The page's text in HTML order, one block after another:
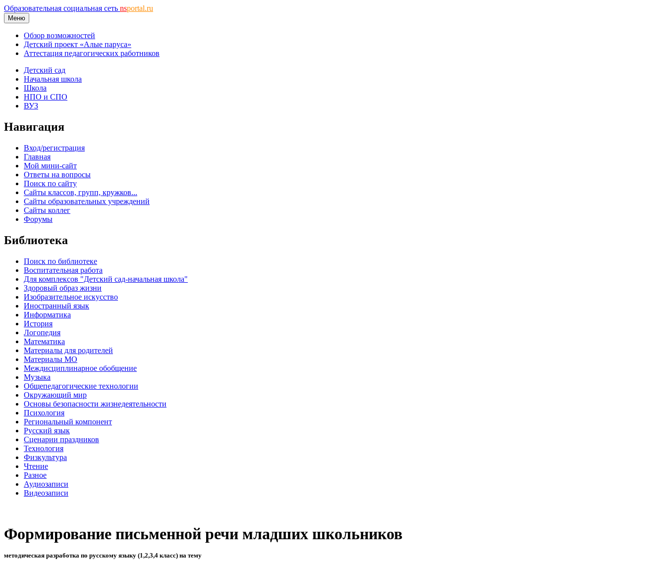
Образовательная социальная сеть nsportal.ru
Меню
Обзор возможностей
Детский проект «Алые паруса»
Аттестация педагогических работников
Детский сад
Начальная школа
Школа
НПО и СПО
ВУЗ
Навигация
Вход/регистрация
Главная
Мой мини-сайт
Ответы на вопросы
Поиск по сайту
Сайты классов, групп, кружков...
Сайты образовательных учреждений
Сайты коллег
Форумы
Библиотека
Поиск по библиотеке
Воспитательная работа
Для комплексов "Детский сад-начальная школа"
Здоровый образ жизни
Изобразительное искусство
Иностранный язык
Информатика
История
Логопедия
Математика
Материалы для родителей
Материалы МО
Междисциплинарное обобщение
Музыка
Общепедагогические технологии
Окружающий мир
Основы безопасности жизнедеятельности
Психология
Региональный компонент
Русский язык
Сценарии праздников
Технология
Физкультура
Чтение
Разное
Аудиозаписи
Видеозаписи
Формирование письменной речи младших школьников
методическая разработка по русскому языку (1,2,3,4 класс) на тему